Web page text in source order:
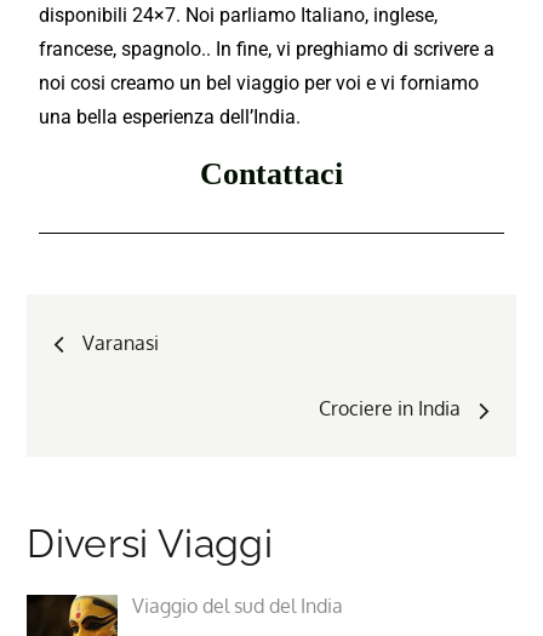
disponibili 24×7. Noi parliamo Italiano, inglese,
francese, spagnolo.. In fine, vi preghiamo di scrivere a
noi cosi creamo un bel viaggio per voi e vi forniamo
una bella esperienza dell’India.
Contattaci
Varanasi
Crociere in India
Diversi Viaggi
Viaggio del sud del India